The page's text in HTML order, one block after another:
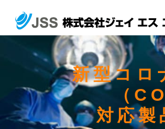
新型コロ
（
対応製